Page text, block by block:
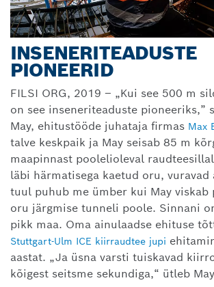
INSENERITEADUSTE
PIONEERID
FILSI ORG, 2019 – „Kui see 500 m
on see inseneriteaduste pioneeriks,”
May, ehitustööde juhataja firmas Max
talve keskpaik ja May seisab 85 m
maapinnast poolelioleval
läbi härmatisega kaetud oru, vuravad
tuul puhub me ümber kui May viskab
oru järgmise tunneli poole. Sinnani
pikk maa. Oma ainulaadse ehituse
Stuttgart-Ulm ICE kiirraudtee jupi
aastat. „Ja üsna varsti tuiskavad
kõigest seitsme sekundiga,“ ütleb